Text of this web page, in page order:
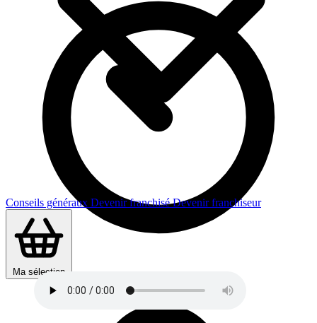
Conseils généraux Devenir franchiséDevenir franchiseur
Ma sélection
Durée : 11 min